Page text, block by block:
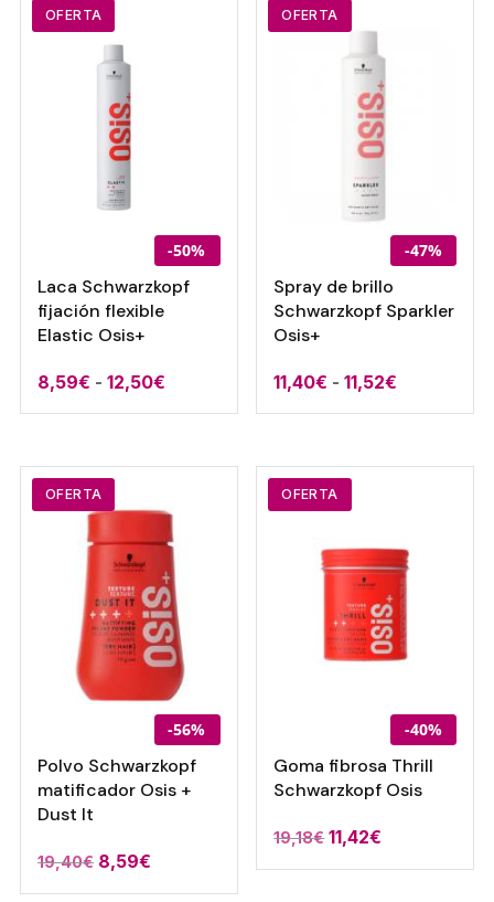
OFERTA
-50%
Laca Schwarzkopf
fijación flexible
Elastic Osis+
8,59€ - 12,50€Rango
de
desde
12,50€
OFERTA
-47%
Spray de brillo
Schwarzkopf Sparkler
Osis+
11,40€ - 11,52€
de
desde
11,52€
OFERTA
-56%
Polvo Schwarzkopf
matificador Osis +
Dust It
19,40€ El
precio
8,59€El
precio
OFERTA
-40%
Goma fibrosa Thrill
Schwarzkopf Osis
19,18€ El
precio
11,42€
precio